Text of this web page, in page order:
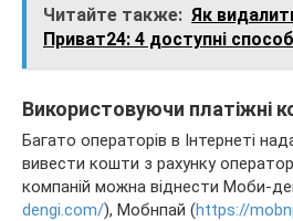
Читайте также: Як
Приват24: 4 доступні
Використовуючи платіжні
Багато операторів в Інтернеті
вивести кошти з рахунку
компаній можна віднести Моби-
dengi.com/), Мобнпай (https://